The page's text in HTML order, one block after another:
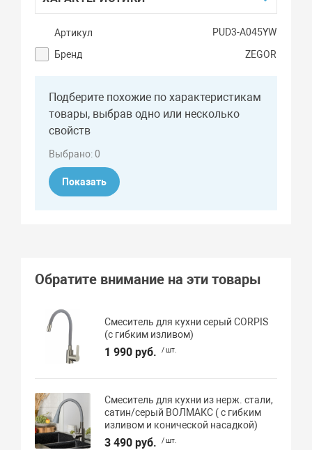
Артикул
PUD3-A045YW
Бренд
ZEGOR
Подберите похожие по характеристикам
товары, выбрав одно или несколько
свойств
Выбрано:0
Показать
Обратите внимание на эти товары
Смеситель для кухни серый CORPIS
(с гибким изливом)
1 990 руб. / шт.
Смеситель для кухни из нерж. стали,
сатин/серый ВОЛМАКС ( с гибким
изливом и конической насадкой)
3 490 руб. / шт.